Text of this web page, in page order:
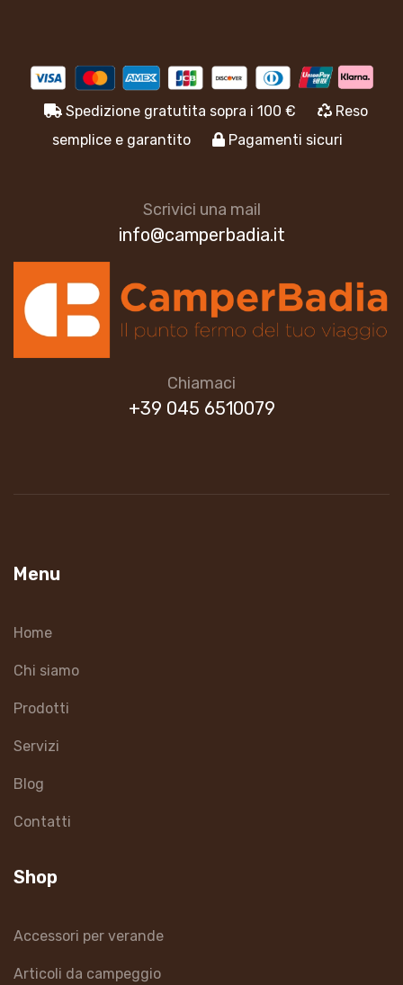
Spedizione gratutita sopra i 100 €
Reso
semplice e garantito
Pagamenti sicuri
Scrivici una mail
info@camperbadia.it
Chiamaci
+39 045 6510079
Menu
Home
Chi siamo
Prodotti
Servizi
Blog
Contatti
Shop
Accessori per verande
Articoli da campeggio